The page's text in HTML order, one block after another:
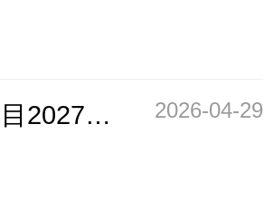
复旦大学国际金融学院EMBA项目2027级招生简章 2026-04-29